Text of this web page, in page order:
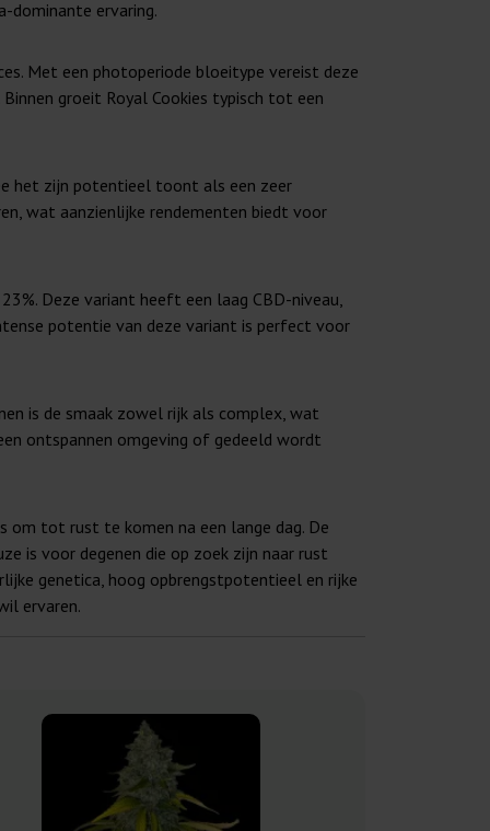
dominante ervaring.
Met een photoperiode bloeitype vereist deze
groeit Royal Cookies typisch tot een
het zijn potentieel toont als een zeer
wat aanzienlijke rendementen biedt voor
Deze variant heeft een laag CBD-niveau,
potentie van deze variant is perfect voor
is de smaak zowel rijk als complex, wat
ontspannen omgeving of gedeeld wordt
om tot rust te komen na een lange dag. De
is voor degenen die op zoek zijn naar rust
genetica, hoog opbrengstpotentieel en rijke
ervaren.